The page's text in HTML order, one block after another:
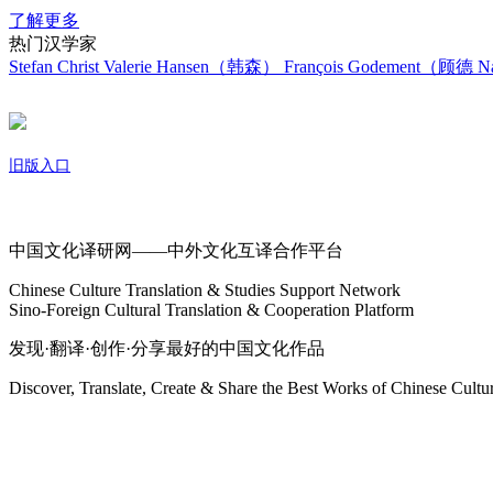
了解更多
热门汉学家
Stefan Christ Valerie Hansen（韩森） François Godement（顾德
旧版入口
中国文化译研网——中外文化互译合作平台
Chinese Culture Translation & Studies Support Network
Sino-Foreign Cultural Translation & Cooperation Platform
发现·翻译·创作·分享最好的中国文化作品
Discover, Translate, Create & Share the Best Works of Chinese